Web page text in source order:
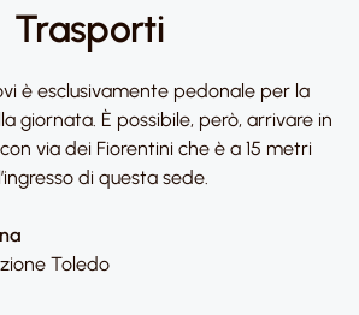
Trasporti
è esclusivamente pedonale per la
giornata. È possibile, però, arrivare in
via dei Fiorentini che è a 15 metri
di questa sede.
Toledo